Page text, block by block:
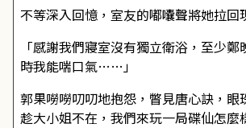
不等深入回憶，室友的嘟囔聲將她拉回
「感謝我們寢室沒有獨立衛浴，至少
時我能喘口氣……」
郭果嘮嘮叨叨地抱怨，瞥見唐心訣，眼
趁大小姐不在，我們來玩一局碟仙怎麼